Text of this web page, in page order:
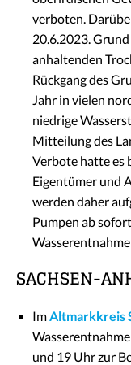
verboten.
20.6.2023.
anhaltenden
Rückgang des
Jahr in vielen
niedrige
Mitteilung des
Verbote hatte es
Eigentümer und
werden daher
Pumpen ab
SACHSEN-
ImAltmarkkreis
und 19 Uhr zur